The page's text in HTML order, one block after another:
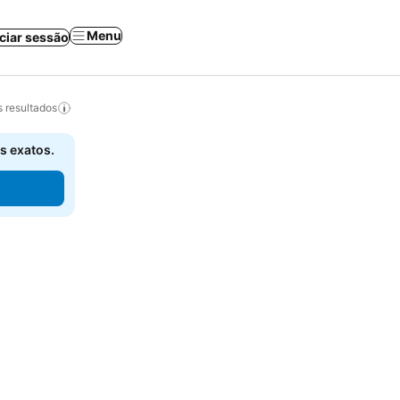
sessão Menu
resultados
exatos.